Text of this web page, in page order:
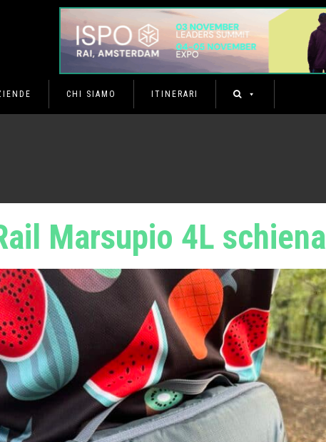
CHI SIAMO ITINERARI
Marsupio 4L schiena